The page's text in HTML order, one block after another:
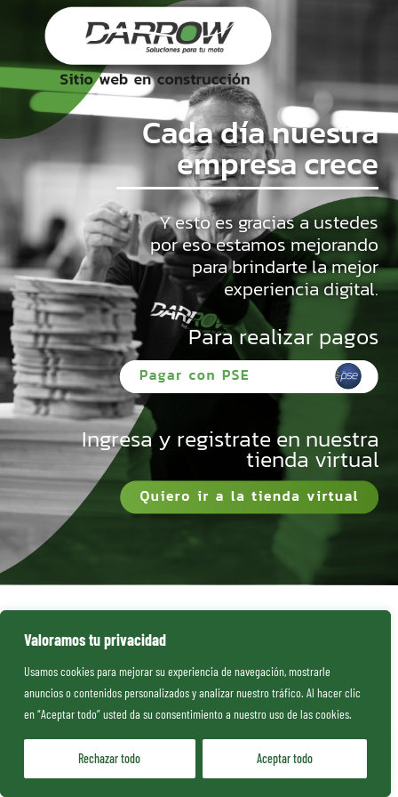
Valoramos tu privacidad
Usamos cookies para mejorar su experiencia de navegación, mostrarle
anuncios o contenidos personalizados y analizar nuestro tráfico. Al hacer clic
en “Aceptar todo” usted da su consentimiento a nuestro uso de las cookies.
Rechazar todo Aceptar todo
Cada día nuestra
empresa crece
Y esto es gracias a ustedes
por eso estamos mejorando
para brindarte la mejor
experiencia digital.
Para realizar pagos
Ingresa y registrate en nuestra
tienda virtual